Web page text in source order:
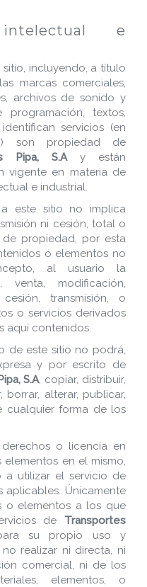
e
incluyendo, a título
marcas comerciales,
archivos de sonido y
textos,
servicios (en
son propiedad de
Pipa, S.Ay están
vigente en materia de
e industrial.
este sitio no implica
ni cesión, total o
propiedad, por esta
o elementos no
al usuario la
modificación,
transmisión, o
o servicios derivados
aquí contenidos.
de este sitio no podrá,
y por escrito de
S.A, copiar, distribuir,
borrar, alterar, publicar,
cualquier forma de los
o licencia en
en el mismo,
a utilizar el servicio de
Únicamente
o elementos a los que
de Transportes
su propio uso y
realizar ni directa, ni
comercial, ni de los
elementos, o